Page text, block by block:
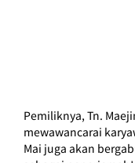
Pemiliknya, Tn.
mewawancarai
Mai juga akan